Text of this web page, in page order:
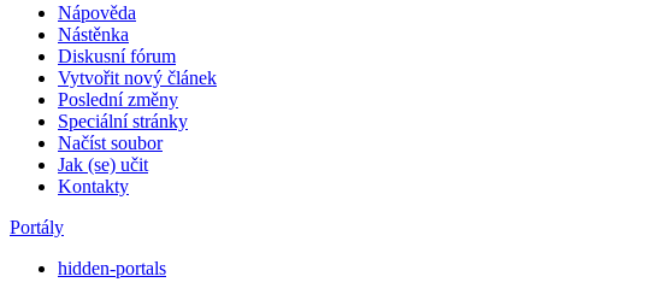
Nápověda
Nástěnka
Diskusní fórum
Vytvořit nový článek
Poslední změny
Speciální stránky
Načíst soubor
Jak (se) učit
Kontakty
Portály
hidden-portals